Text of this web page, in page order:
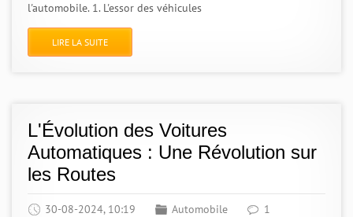
l'automobile. 1. L'essor des véhicules
LIRE LA SUITE
L'Évolution des Voitures
Automatiques : Une Révolution sur
les Routes
30-08-2024, 10:19 Automobile 1